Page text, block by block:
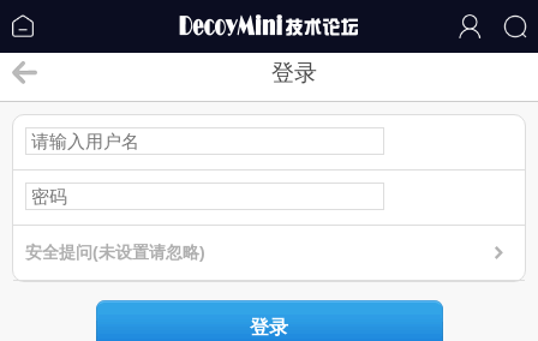
登录
安全提问(未设置请忽略)
登录